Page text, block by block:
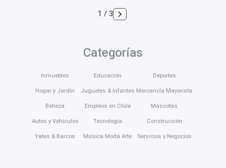
1 / 3
Categorías
Inmuebles
Hogar y Jardín
Belleza
Autos y Vehículos
Yates & Barcos
Educación
Juguetes & Infantes
Empleos en Chile
Tecnología
Música Moda Arte
Deportes
Mercancía Mayorista
Mascotas
Construcción
Servicios y Negocios